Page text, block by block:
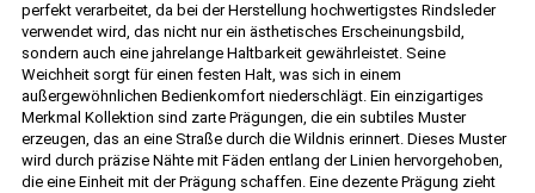
perfekt verarbeitet, da bei der Herstellung hochwertigstes Rindsleder
verwendet wird, das nicht nur ein ästhetisches Erscheinungsbild,
sondern auch eine jahrelange Haltbarkeit gewährleistet. Seine
Weichheit sorgt für einen festen Halt, was sich in einem
außergewöhnlichen Bedienkomfort niederschlägt. Ein einzigartiges
Merkmal Kollektion sind zarte Prägungen, die ein subtiles Muster
erzeugen, das an eine Straße durch die Wildnis erinnert. Dieses Muster
wird durch präzise Nähte mit Fäden entlang der Linien hervorgehoben,
die eine Einheit mit der Prägung schaffen. Eine dezente Prägung zieht